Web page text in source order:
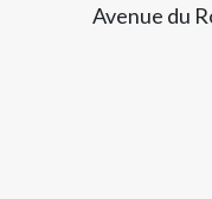
Avenue du